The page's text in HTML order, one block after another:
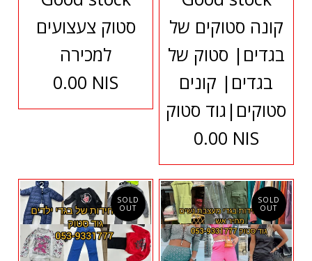
סטוק צעצועים
למכירה
0.00 NIS
קונה סטוקים של
בגדים| סטוק של
בגדים| קונים
סטוקים|גוד סטוק
0.00 NIS
SOLD
OUT
SOLD
OUT